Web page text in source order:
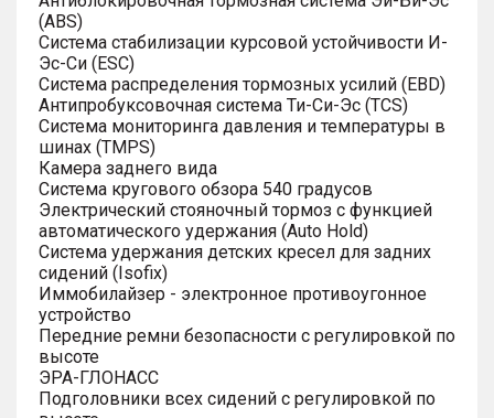
(ABS)
Система стабилизации курсовой устойчивости И-
Эс-Си (ESC)
Система распределения тормозных усилий (EBD)
Антипробуксовочная система Ти-Си-Эс (TCS)
Система мониторинга давления и температуры в
шинах (TMPS)
Камера заднего вида
Система кругового обзора 540 градусов
Электрический стояночный тормоз с функцией
автоматического удержания (Auto Hold)
Система удержания детских кресел для задних
сидений (Isofix)
Иммобилайзер - электронное противоугонное
устройство
Передние ремни безопасности с регулировкой по
высоте
ЭРА-ГЛОНАСС
Подголовники всех сидений с регулировкой по